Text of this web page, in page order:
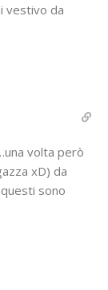
vestivo da
volta però
xD) da
sono